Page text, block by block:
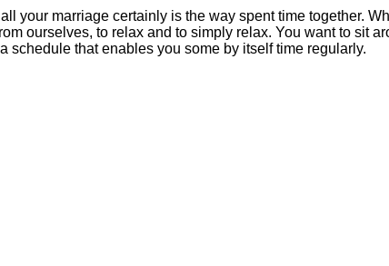
your marriage certainly is the way spent time together.
ourselves, to relax and to simply relax. You want to sit
that enables you some by itself time regularly.